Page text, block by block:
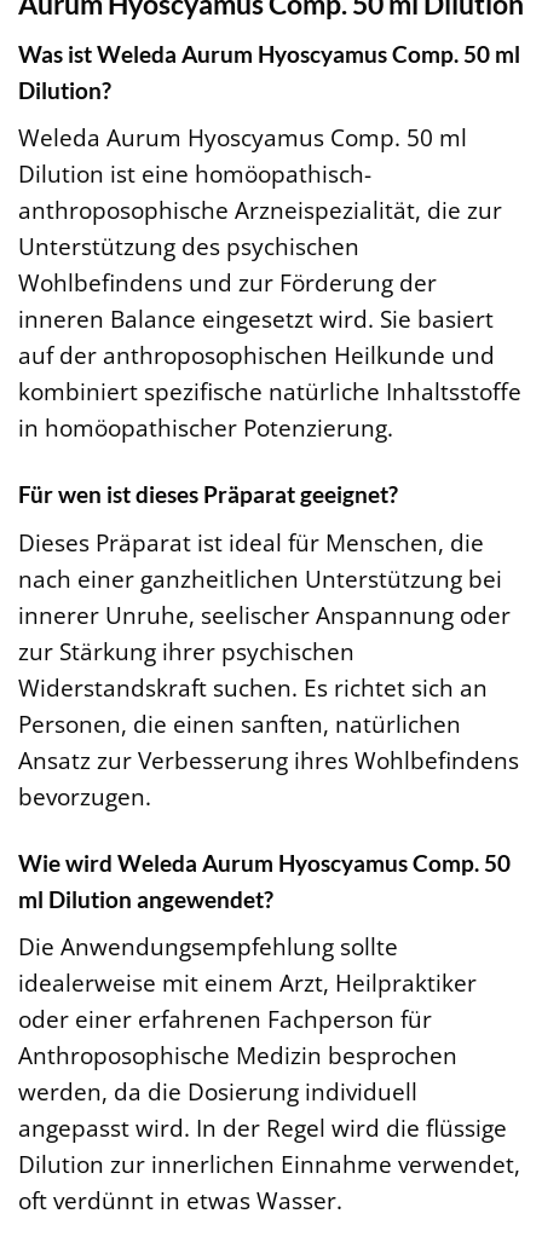
Was ist Weleda Aurum Hyoscyamus Comp. 50 ml
Dilution?
Weleda Aurum Hyoscyamus Comp. 50 ml
Dilution ist eine homöopathisch-
anthroposophische Arzneispezialität, die zur
Unterstützung des psychischen
Wohlbefindens und zur Förderung der
inneren Balance eingesetzt wird. Sie basiert
auf der anthroposophischen Heilkunde und
kombiniert spezifische natürliche Inhaltsstoffe
in homöopathischer Potenzierung.
Für wen ist dieses Präparat geeignet?
Dieses Präparat ist ideal für Menschen, die
nach einer ganzheitlichen Unterstützung bei
innerer Unruhe, seelischer Anspannung oder
zur Stärkung ihrer psychischen
Widerstandskraft suchen. Es richtet sich an
Personen, die einen sanften, natürlichen
Ansatz zur Verbesserung ihres Wohlbefindens
bevorzugen.
Wie wird Weleda Aurum Hyoscyamus Comp. 50
ml Dilution angewendet?
Die Anwendungsempfehlung sollte
idealerweise mit einem Arzt, Heilpraktiker
oder einer erfahrenen Fachperson für
Anthroposophische Medizin besprochen
werden, da die Dosierung individuell
angepasst wird. In der Regel wird die flüssige
Dilution zur innerlichen Einnahme verwendet,
oft verdünnt in etwas Wasser.